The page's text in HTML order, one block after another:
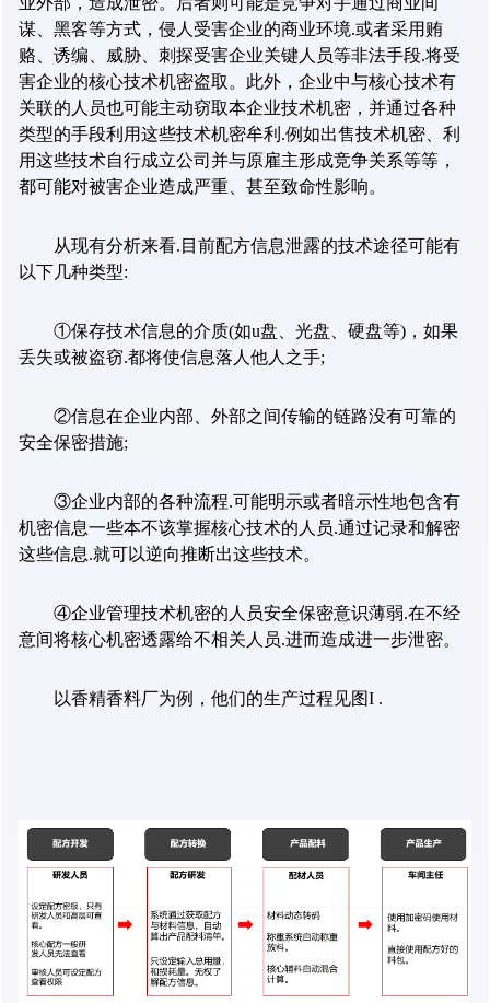
谋、黑客等方式，侵人受害企业的商业环境.或者采用贿
赂、诱编、威胁、刺探受害企业关键人员等非法手段.将受
害企业的核心技术机密盗取。此外，企业中与核心技术有
关联的人员也可能主动窃取本企业技术机密，并通过各种
类型的手段利用这些技术机密牟利 .例如出售技术机密、利
用这些技术自行成立公司并与原雇主形成竞争关系等等，
都可能对被害企业造成严重、甚至致命性影响。
从现有分析来看. 目前配方信息泄露的技术途径可能有
以下几种类型:
①保存技术信息的介质(如u盘、光盘、硬盘等) ，如果
丢失或被盗窃.都将使信息落人他人之手;
②信息在企业内部、外部之间传输的链路没有可靠的
安全保密措施;
③企业内部的各种流程.可能明示或者暗示性地包含有
机密信息一些本不该掌握核心技术的人员.通过记录和解密
这些信息.就可以逆向推断出这些技术。
④企业管理技术机密的人员安全保密意识薄弱.在不经
意间将核心机密透露给不相关人员.进而造成进一步泄密。
以香精香料厂为例，他们的生产过程见图I .